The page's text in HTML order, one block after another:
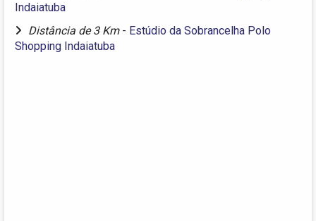
Indaiatuba
Distância de 3 Km - Estúdio da Sobrancelha Polo
Shopping Indaiatuba